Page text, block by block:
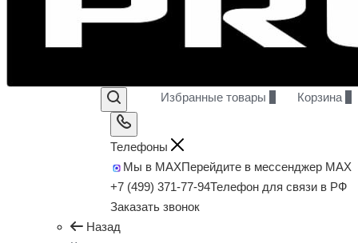
Избранные товары Корзина
Телефоны
Мы в MAXПерейдите в мессенджер MAX
+7 (499) 371-77-94Телефон для связи в РФ
Заказать звонок
Назад